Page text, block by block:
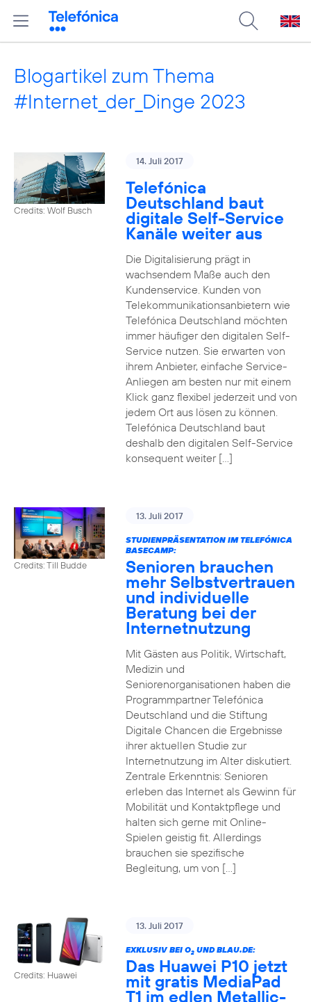
Blogartikel zum Thema
#Internet_der_Dinge 2023
Credits: Wolf Busch
14. Juli 2017
Telefónica
Deutschland baut
digitale Self-Service
Kanäle weiter aus
Die Digitalisierung prägt in
wachsendem Maße auch den
Kundenservice. Kunden von
Telekommunikationsanbietern wie
Telefónica Deutschland möchten
immer häufiger den digitalen Self-
Service nutzen. Sie erwarten von
ihrem Anbieter, einfache Service-
Anliegen am besten nur mit einem
Klick ganz flexibel jederzeit und von
jedem Ort aus lösen zu können.
Telefónica Deutschland baut
deshalb den digitalen Self-Service
konsequent weiter […]
Credits: Till Budde
13. Juli 2017
STUDIENPRÄSENTATION IM TELEFÓNICA
BASECAMP:
Senioren brauchen
mehr Selbstvertrauen
und individuelle
Beratung bei der
Internetnutzung
Mit Gästen aus Politik, Wirtschaft,
Medizin und
Seniorenorganisationen haben die
Programmpartner Telefónica
Deutschland und die Stiftung
Digitale Chancen die Ergebnisse
ihrer aktuellen Studie zur
Internetnutzung im Alter diskutiert.
Zentrale Erkenntnis: Senioren
erleben das Internet als Gewinn für
Mobilität und Kontaktpflege und
halten sich gerne mit Online-
Spielen geistig fit. Allerdings
brauchen sie spezifische
Begleitung, um von […]
Credits: Huawei
13. Juli 2017
EXKLUSIV BEI O2UND BLAU.DE:
Das Huawei P10 jetzt
mit gratis MediaPad
T1 im edlen Metallic-